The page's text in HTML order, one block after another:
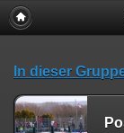
In dieser